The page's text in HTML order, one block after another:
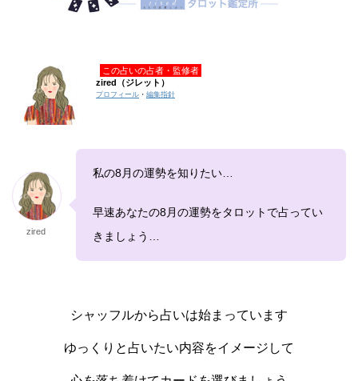
この占いの占者・監修者
zired（ジレット）
プロフィール ・ 編集指針
zired
私の8月の運勢を知りたい…
早速あなたの8月の運勢をタロットで占ってい
きましょう…
シャッフルから占いは始まっています
ゆっくりと占いたい内容をイメージして